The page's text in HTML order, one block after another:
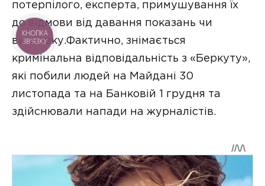
потерпілого, експерта, примушування їх
до відмови від давання показань чи
висновку.Фактично, знімається
кримінальна відповідальність з «Беркуту»,
які побили людей на Майдані 30
листопада та на Банковій 1 грудня та
здійснювали напади на журналістів.
КНОПКА
ЗВ'ЯЗКУ